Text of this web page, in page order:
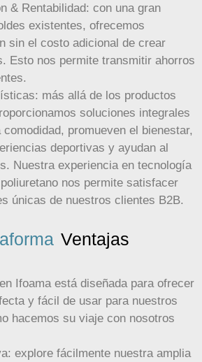
& Rentabilidad: con una gran
existentes, ofrecemos
sin el costo adicional de crear
Esto nos permite transmitir ahorros
más allá de los productos
soluciones integrales
promueven el bienestar,
deportivas y ayudan al
Nuestra experiencia en tecnología
nos permite satisfacer
únicas de nuestros clientes B2B.
Ventajas
Ifoama está diseñada para ofrecer
y fácil de usar para nuestros
hacemos su viaje con nosotros
explore fácilmente nuestra amplia